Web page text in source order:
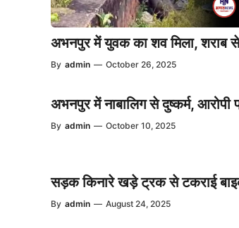
अभनपुर में युवक का शव मिला, शराब
By admin — October 26, 2025
अभनपुर में नाबालिग से दुष्कर्म, आरोपी
By admin — October 10, 2025
सड़क किनारे खड़े ट्रक से टकराई
By admin — August 24, 2025